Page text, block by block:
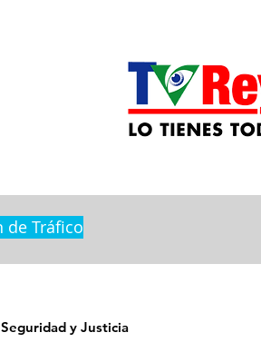
de Tráfico
y Justicia